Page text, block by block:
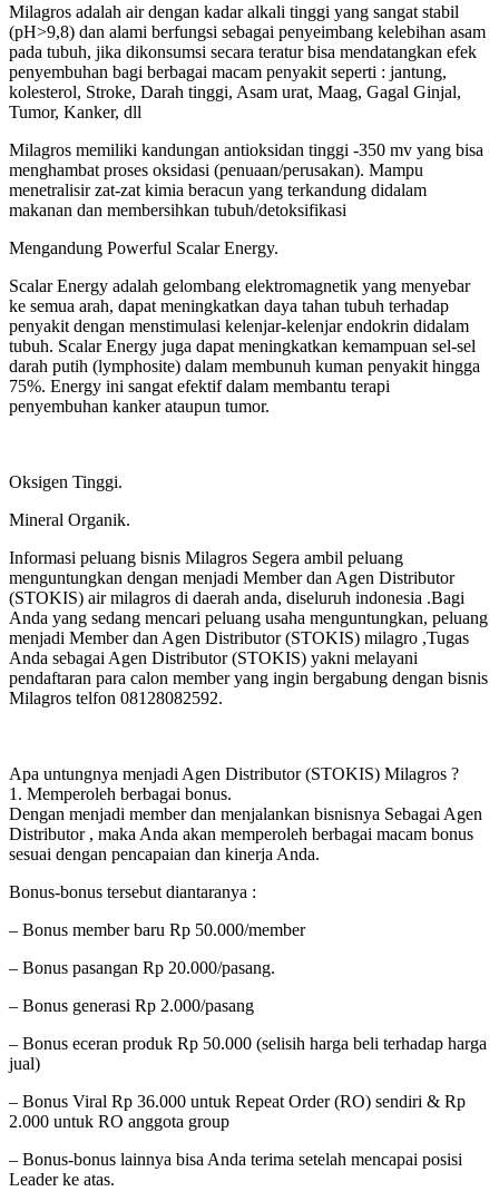
Milagros adalah air dengan kadar alkali tinggi yang sangat stabil
(pH>9,8) dan alami berfungsi sebagai penyeimbang kelebihan asam
pada tubuh, jika dikonsumsi secara teratur bisa mendatangkan efek
penyembuhan bagi berbagai macam penyakit seperti : jantung,
kolesterol, Stroke, Darah tinggi, Asam urat, Maag, Gagal Ginjal,
Tumor, Kanker, dll
Milagros memiliki kandungan antioksidan tinggi -350 mv yang bisa
menghambat proses oksidasi (penuaan/perusakan). Mampu
menetralisir zat-zat kimia beracun yang terkandung didalam
makanan dan membersihkan tubuh/detoksifikasi
Mengandung Powerful Scalar Energy.
Scalar Energy adalah gelombang elektromagnetik yang menyebar
ke semua arah, dapat meningkatkan daya tahan tubuh terhadap
penyakit dengan menstimulasi kelenjar-kelenjar endokrin didalam
tubuh. Scalar Energy juga dapat meningkatkan kemampuan sel-sel
darah putih (lymphosite) dalam membunuh kuman penyakit hingga
75%. Energy ini sangat efektif dalam membantu terapi
penyembuhan kanker ataupun tumor.
Oksigen Tinggi.
Mineral Organik.
Informasi peluang bisnis Milagros Segera ambil peluang
menguntungkan dengan menjadi Member dan Agen Distributor
(STOKIS) air milagros di daerah anda, diseluruh indonesia .Bagi
Anda yang sedang mencari peluang usaha menguntungkan, peluang
menjadi Member dan Agen Distributor (STOKIS) milagro ,Tugas
Anda sebagai Agen Distributor (STOKIS) yakni melayani
pendaftaran para calon member yang ingin bergabung dengan bisnis
Milagros telfon 08128082592.
Apa untungnya menjadi Agen Distributor (STOKIS) Milagros ?
1. Memperoleh berbagai bonus.
Dengan menjadi member dan menjalankan bisnisnya Sebagai Agen
Distributor , maka Anda akan memperoleh berbagai macam bonus
sesuai dengan pencapaian dan kinerja Anda.
Bonus-bonus tersebut diantaranya :
– Bonus member baru Rp 50.000/member
– Bonus pasangan Rp 20.000/pasang.
– Bonus generasi Rp 2.000/pasang
– Bonus eceran produk Rp 50.000 (selisih harga beli terhadap harga
jual)
– Bonus Viral Rp 36.000 untuk Repeat Order (RO) sendiri & Rp
2.000 untuk RO anggota group
– Bonus-bonus lainnya bisa Anda terima setelah mencapai posisi
Leader ke atas.